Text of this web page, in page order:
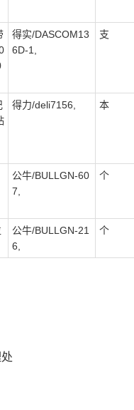
得实/DASCOM13
6D-1,
支
得力/deli7156, 本
公牛/BULLGN-60
7,
个
公牛/BULLGN-21
6,
个